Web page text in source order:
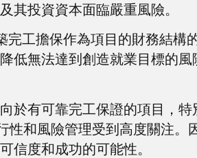
其投資資本面臨嚴重風險。
工擔保作為項目的財務結構
低無法達到創造就業目標的風
於有可靠完工保證的項目，
和風險管理受到高度關注。
信度和成功的可能性。